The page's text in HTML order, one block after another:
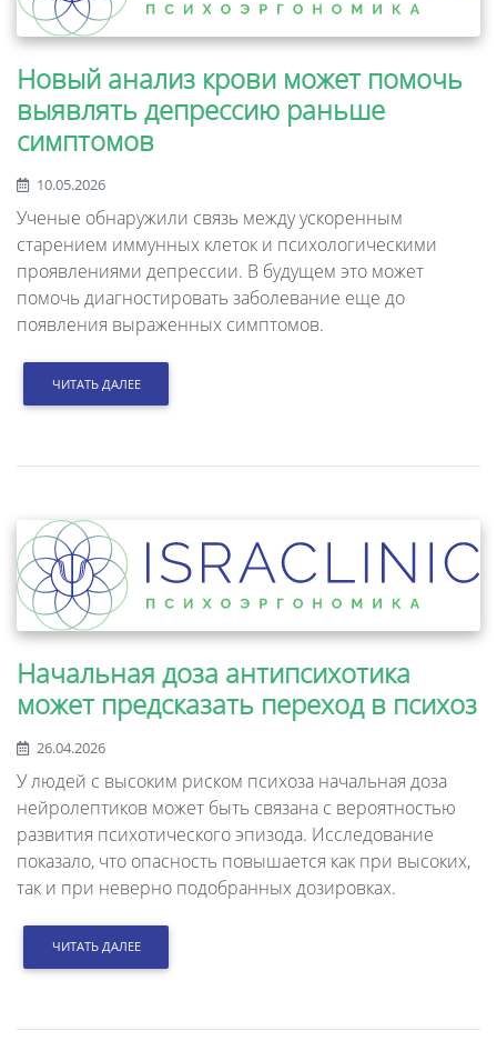
Новый анализ крови может помочь
выявлять депрессию раньше
симптомов
10.05.2026
Ученые обнаружили связь между ускоренным
старением иммунных клеток и психологическими
проявлениями депрессии. В будущем это может
помочь диагностировать заболевание еще до
появления выраженных симптомов.
ЧИТАТЬ ДАЛЕЕ
Начальная доза антипсихотика
может предсказать переход в психоз
26.04.2026
У людей с высоким риском психоза начальная доза
нейролептиков может быть связана с вероятностью
развития психотического эпизода. Исследование
показало, что опасность повышается как при высоких,
так и при неверно подобранных дозировках.
ЧИТАТЬ ДАЛЕЕ